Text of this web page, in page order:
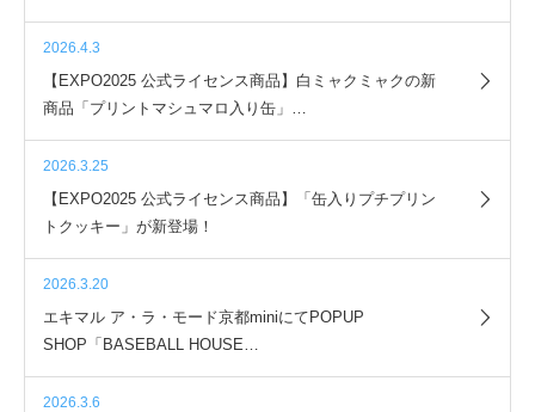
2026.4.3
【EXPO2025 公式ライセンス商品】白ミャクミャクの新
商品「プリントマシュマロ入り缶」…
2026.3.25
【EXPO2025 公式ライセンス商品】「缶入りプチプリン
トクッキー」が新登場！
2026.3.20
エキマル ア・ラ・モード京都miniにてPOPUP
SHOP「BASEBALL HOUSE…
2026.3.6